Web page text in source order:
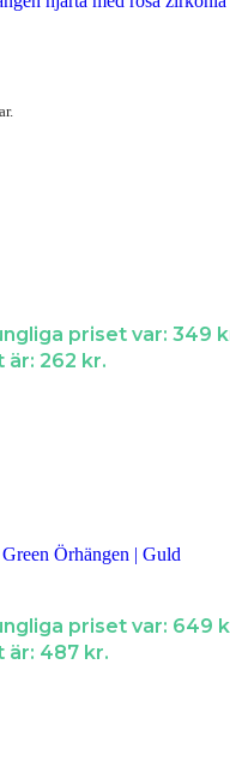
priset var: 349
är: 262 kr.
Örhängen | Guld
priset var: 649
är: 487 kr.